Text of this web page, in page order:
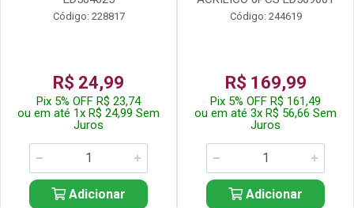
Código: 228817
R$ 24,99
Pix 5% OFF R$ 23,74
ou em até 1x R$ 24,99 Sem
Juros
Adicionar
Código: 244619
R$ 169,99
Pix 5% OFF R$ 161,49
ou em até 3x R$ 56,66 Sem
Juros
Adicionar